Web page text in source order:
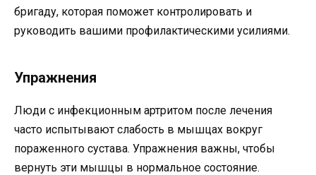
бригаду, которая поможет контролировать и
руководить вашими профилактическими усилиями.
Упражнения
Люди с инфекционным артритом после лечения
часто испытывают слабость в мышцах вокруг
пораженного сустава. Упражнения важны, чтобы
вернуть эти мышцы в нормальное состояние.